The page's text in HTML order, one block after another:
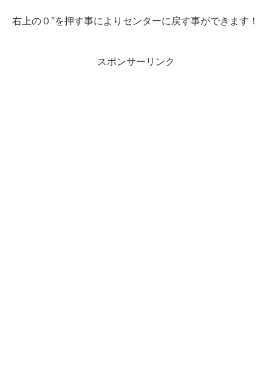
右上の０°を押す事によりセンターに戻す事ができます！
スポンサーリンク